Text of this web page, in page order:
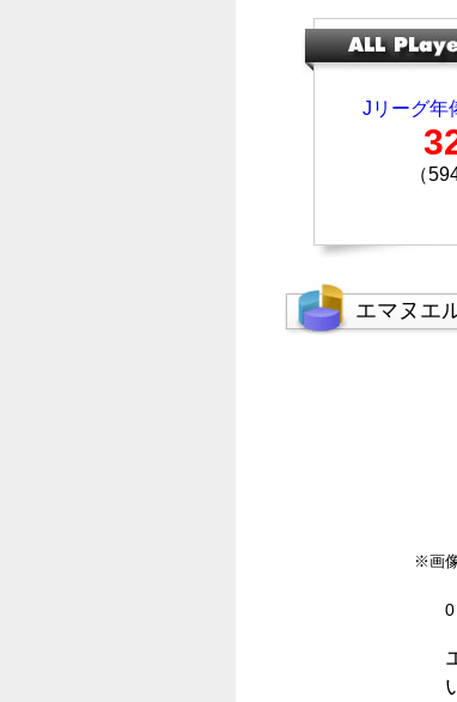
Jリーグ年
（
エマヌエ
※画
0